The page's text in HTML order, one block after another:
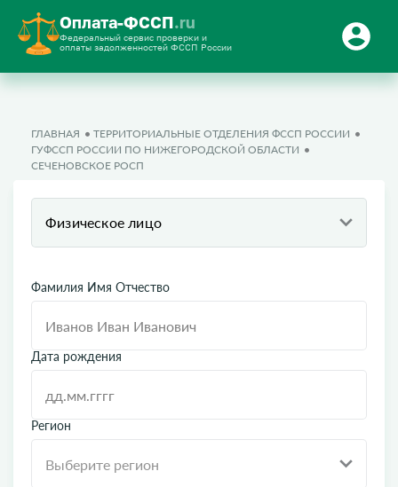
Оплата-ФССП.ru
Федеральный сервис проверки и
оплаты задолженностей ФССП России
ГЛАВНАЯ
ТЕРРИТОРИАЛЬНЫЕ ОТДЕЛЕНИЯ ФССП РОССИИ
ГУФССП РОССИИ ПО НИЖЕГОРОДСКОЙ ОБЛАСТИ
СЕЧЕНОВСКОЕ РОСП
Физическое лицо
Фамилия Имя Отчество
Дата рождения
Регион